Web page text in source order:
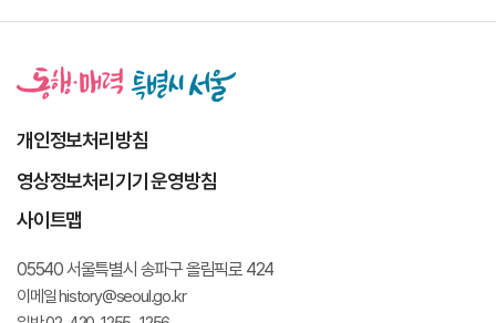
개인정보처리방침
영상정보처리기기 운영방침
사이트맵
05540 서울특별시 송파구 올림픽로 424
이메일 history@seoul.go.kr